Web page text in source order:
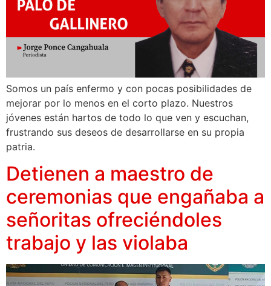
Somos un país enfermo y con pocas posibilidades de
mejorar por lo menos en el corto plazo. Nuestros
jóvenes están hartos de todo lo que ven y escuchan,
frustrando sus deseos de desarrollarse en su propia
patria.
Detienen a maestro de
ceremonias que engañaba a
señoritas ofreciéndoles
trabajo y las violaba